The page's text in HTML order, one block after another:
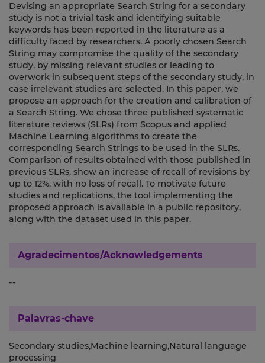
Devising an appropriate Search String for a secondary
study is not a trivial task and identifying suitable
keywords has been reported in the literature as a
difficulty faced by researchers. A poorly chosen Search
String may compromise the quality of the secondary
study, by missing relevant studies or leading to
overwork in subsequent steps of the secondary study, in
case irrelevant studies are selected. In this paper, we
propose an approach for the creation and calibration of
a Search String. We chose three published systematic
literature reviews (SLRs) from Scopus and applied
Machine Learning algorithms to create the
corresponding Search Strings to be used in the SLRs.
Comparison of results obtained with those published in
previous SLRs, show an increase of recall of revisions by
up to 12%, with no loss of recall. To motivate future
studies and replications, the tool implementing the
proposed approach is available in a public repository,
along with the dataset used in this paper.
Agradecimentos/Acknowledgements
--
Palavras-chave
Secondary studies,Machine learning,Natural language
processing